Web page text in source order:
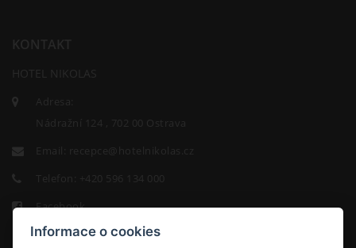
HOTEL NIKOLAS
Adresa:
Nádražní 124 , 702 00 Ostrava
Email:
recepce@hotelnikolas.cz
Telefon:
+420 596 134 000
Facebook
Informace o cookies